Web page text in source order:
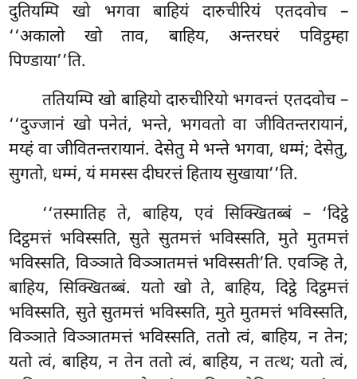
दुतियम्पि खो भगवा बाहियं दारुचीरियं एतदवोच –
‘‘अकालो खो ताव, बाहिय, अन्तरघरं पविट्ठम्हा
पिण्डाया’’ति.
ततियम्पि खो बाहियो दारुचीरियो भगवन्तं एतदवोच –
‘‘दुज्जानं खो पनेतं, भन्ते, भगवतो वा जीवितन्तरायानं,
मय्हं वा जीवितन्तरायानं. देसेतु मे भन्ते भगवा, धम्मं; देसेतु,
सुगतो, धम्मं, यं ममस्स दीघरत्तं हिताय सुखाया’’ति.
‘‘तस्मातिह ते, बाहिय, एवं सिक्खितब्बं – ‘दिट्ठे
दिट्ठमत्तं भविस्सति, सुते सुतमत्तं भविस्सति, मुते मुतमत्तं
भविस्सति, विञ्ञाते विञ्ञातमत्तं भविस्सती’ति. एवञ्हि ते,
बाहिय, सिक्खितब्बं. यतो खो ते, बाहिय, दिट्ठे दिट्ठमत्तं
भविस्सति, सुते सुतमत्तं भविस्सति, मुतेमुतमत्तं भविस्सति,
विञ्ञाते विञ्ञातमत्तं भविस्सति, ततो त्वं, बाहिय, न तेन;
यतो त्वं, बाहिय, न तेन ततो त्वं, बाहिय, न तत्थ; यतो त्वं,